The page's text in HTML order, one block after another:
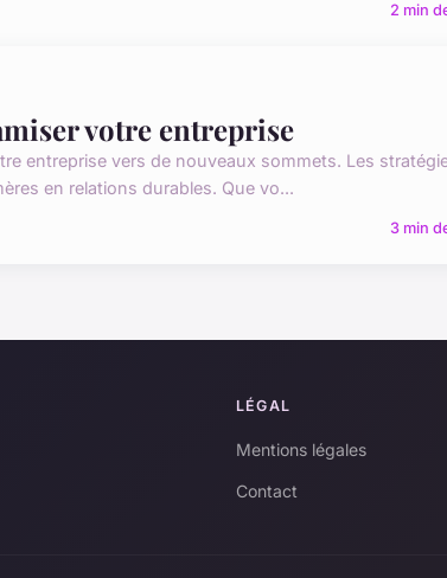
2 min
votre entreprise
entreprise vers de nouveaux sommets. Les
en relations durables. Que vo...
3 min
LÉGAL
Mentions légales
Contact